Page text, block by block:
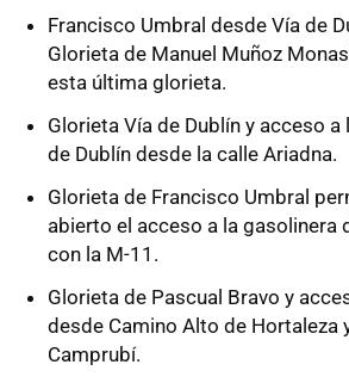
Francisco Umbral desde Vía de
Glorieta de Manuel Muñoz
esta última glorieta.
Glorieta Vía de Dublín y acceso a
de Dublín desde la calle Ariadna.
Glorieta de Francisco Umbral
abierto el acceso a la gasolinera
con la M-11.
Glorieta de Pascual Bravo y
desde Camino Alto de Hortaleza
Camprubí.